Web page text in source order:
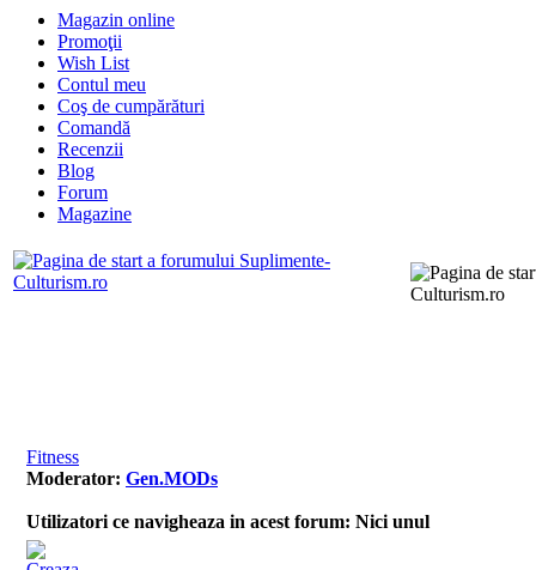
Magazin online
Promoţii
Wish List
Contul meu
Coş de cumpărături
Comandă
Recenzii
Blog
Forum
Magazine
Fitness
Moderator: Gen.MODs
Utilizatori ce navigheaza in acest forum: Nici unul